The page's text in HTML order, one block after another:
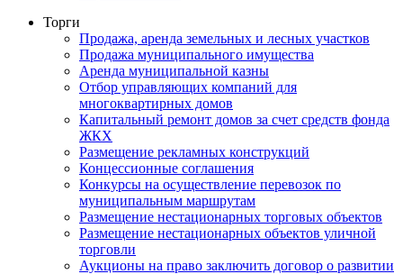
Торги
Продажа, аренда земельных и лесных участков
Продажа муниципального имущества
Аренда муниципальной казны
Отбор управляющих компаний для
многоквартирных домов
Капитальный ремонт домов за счет средств фонда
ЖКХ
Размещение рекламных конструкций
Концессионные соглашения
Конкурсы на осуществление перевозок по
муниципальным маршрутам
Размещение нестационарных торговых объектов
Размещение нестационарных объектов уличной
торговли
Аукционы на право заключить договор о развитии